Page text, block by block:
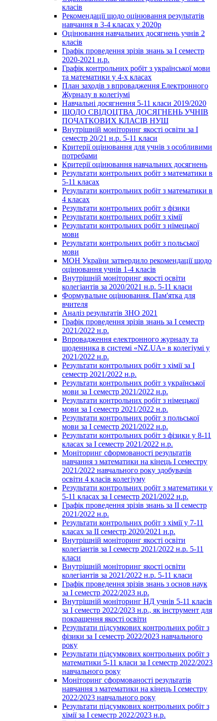
класів
Рекомендації щодо оцінювання результатів
навчання в 3-4 класах у 2020р
Оцінювання навчальних досягнень учнів 2
класів
Графік проведення зрізів знань за І семестр
2020-2021 н.р.
Графік контрольних робіт з української мови
та математики у 4-х класах
План заходів з впровадження Електронного
Журналу в колегіумі
Навчальні досягнення 5-11 класи 2019/2020
ЩОДО СВІДОЦТВА ДОСЯГНЕНЬ УЧНІВ
ПОЧАТКОВИХ КЛАСІВ НУШ
Внутрішній моніторинг якості освіти за І
семестр 20/21 н.р. 5-11 класи
Критерії оцінювання для учнів з особливими
потребами
Критерії оцінювання навчальних досягнень
Результати контрольних робіт з математики в
5-11 класах
Результати контрольних робіт з математики в
4 класах
Результати контрольних робіт з фізики
Результати контрольних робіт з хімії
Результати контрольних робіт з німецької
мови
Результати контрольних робіт з польської
мови
МОН України затвердило рекомендації щодо
оцінювання учнів 1-4 класів
Внутрішній моніторинг якості освіти
колегіантів за 2020/2021 н.р. 5-11 класи
Формувальне оцінювання. Пам'ятка для
вчителя
Аналіз результатів ЗНО 2021
Графік проведення зрізів знань за І семестр
2021/2022 н.р.
Впровадження електронного журналу та
щоденника в системі «NZ.UA» в колегіумі у
2021/2022 н.р.
Результати контрольних робіт з хімії за І
семестр 2021/2022 н.р.
Результати контрольних робіт з української
мови за І семестр 2021/2022 н.р.
Результати контрольних робіт з німецької
мови за І семестр 2021/2022 н.р.
Результати контрольних робіт з польської
мови за І семестр 2021/2022 н.р.
Результати контрольних робіт з фізики у 8-11
класах за І семестр 2021/2022 н.р.
Моніторинг сформованості результатів
навчання з математики на кінець І семестру
2021/2022 навчального року здобувачів
освіти 4 класів колегіуму
Результати контрольних робіт з математики у
5-11 класах за І семестр 2021/2022 н.р.
Графік проведення зрізів знань за ІІ семестр
2021/2022 н.р.
Результати контрольних робіт з хімії у 7-11
класах за ІІ семестр 2020/2021 н.р.
Внутрішній моніторинг якості освіти
колегіантів за І семестр 2021/2022 н.р. 5-11
класи
Внутрішній моніторинг якості освіти
колегіантів за 2021/2022 н.р. 5-11 класи
Графік проведення зрізів знань з основ наук
за І семестр 2022/2023 н.р.
Внутрішній моніторинг НД учнів 5-11 класів
за І семестр 2022/2023 н.р., як інструмент для
покращення якості освіти
Результати підсумкових контрольних робіт з
фізики за І семестр 2022/2023 навчального
року
Результати підсумкових контрольних робіт з
математики 5-11 класи за І семестр 2022/2023
навчального року
Моніторинг сформованості результатів
навчання з математики на кінець І семестру
2022/2023 навчального року
Результати підсумкових контрольних робіт з
хімії за І семестр 2022/2023 н.р.